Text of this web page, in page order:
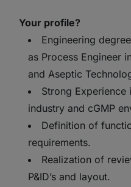
Your profile?
Engineering
as Process Engineer
and Aseptic
Strong Experience
industry and cGMP
Definition of
requirements.
Realization of
P&ID’s and layout.